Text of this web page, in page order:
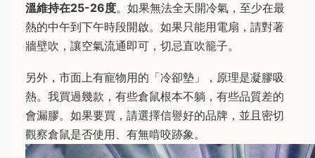
溫維持在25-26度。如果無法全天開冷氣，至少在最
熱的中午到下午時段開啟。如果只能用電扇，請對著
牆壁吹，讓空氣流通即可，切忌直吹籠子。
另外，市面上有寵物用的「冷卻墊」，原理是凝膠吸
熱。我買過幾款，有些倉鼠根本不躺，有些品質差的
會漏膠。如果要買，請選擇信譽好的品牌，並且密切
觀察倉鼠是否使用、有無啃咬跡象。